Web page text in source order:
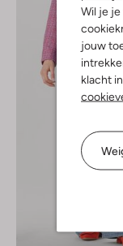
Wil je
jouw
klacht